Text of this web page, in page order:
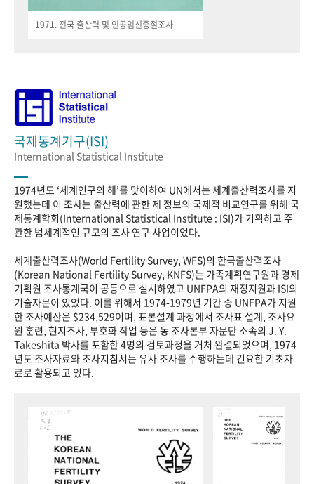
1971. 전국 출산력 및 인공임신중절조사
국제통계기구(ISI)
International Statistical Institute
1974년도 ‘세계인구의 해’를 맞이하여 UN에서는 세계출산력조사를 지
원했는데 이 조사는 출산력에 관한 제 정보의 국제적 비교연구를 위해 국
제통계학회(International Statistical Institute : ISI)가 기획하고 주
관한 범세계적인 규모의 조사 연구 사업이었다.
세계출산력조사(World Fertility Survey, WFS)의 한국출산력조사
(Korean National Fertility Survey, KNFS)는 가족계획연구원과 경제
기획원 조사통계국이 공동으로 실시하였고 UNFPA의 재정지원과 ISI의
기술자문이 있었다. 이를 위해서 1974-1979년 기간 중 UNFPA가 지원
한 조사예산은 $234,529이며, 표본설계 과정에서 조사표 설계, 조사요
원 훈련, 현지조사, 부호화 작업 등은 동 조사본부 자문단 소속의 J. Y.
Takeshita 박사를 포함한 4명의 검토과정을 거처 완결되었으며, 1974
년도 조사자료와 조사지침서는 유사 조사를 수행하는데 긴요한 기초자
료로 활용되고 있다.